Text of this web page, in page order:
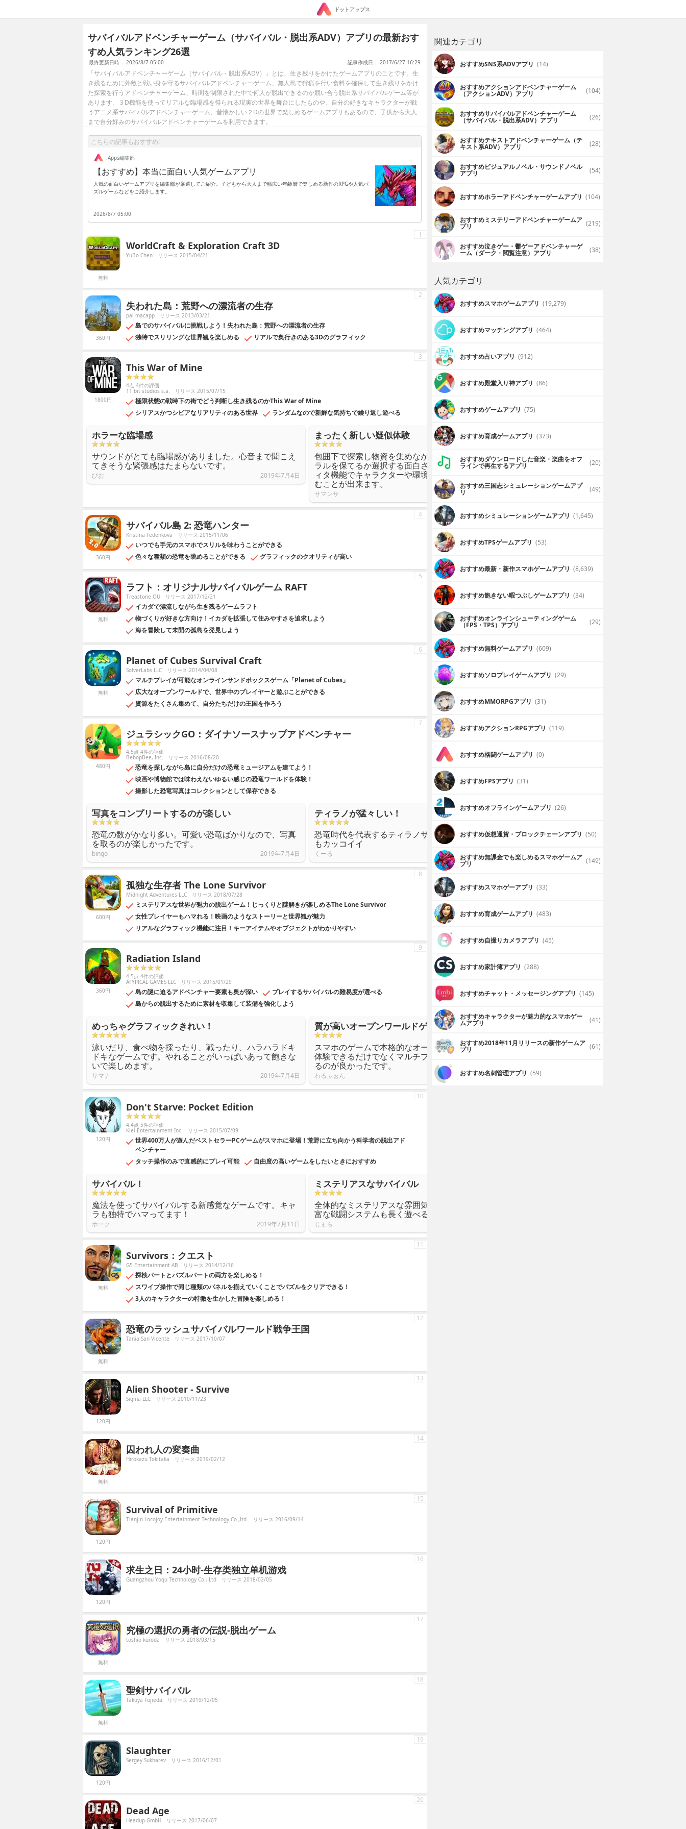
ドットアップス
サバイバルアドベンチャーゲーム（サバイバル・脱出系ADV）アプリの最新おす
すめ人気ランキング26選
最終更新日時： 2026/8/7 05:00 記事作成日： 2017/6/27 16:29
「サバイバルアドベンチャーゲーム（サバイバル・脱出系ADV）」とは、生き残りをかけたゲームアプリのことです。生
き残るために外敵と戦い身を守るサバイバルアドベンチャーゲーム、無人島で狩猟を行い食料を確保して生き残りをかけ
た探索を行うアドベンチャーゲーム、時間を制限された中で何人が脱出できるのか競い合う脱出系サバイバルゲーム等が
あります。３D機能を使ってリアルな臨場感を得られる現実の世界を舞台にしたものや、自分の好きなキャラクターが戦
うアニメ系サバイバルアドベンチャーゲーム、昔懐かしい２Dの世界で楽しめるゲームアプリもあるので、子供から大人
まで自分好みのサバイバルアドベンチャーゲームを利用できます。
こちらの記事もおすすめ!
.Apps編集部
【おすすめ】本当に面白い人気ゲームアプリ
人気の面白いゲームアプリを編集部が厳選してご紹介。子どもから大人まで幅広い年齢層で楽しめる新作のRPGや人気パ
ズルゲームなどをご紹介します。
2026/8/7 05:00
無料
WorldCraft & Exploration Craft 3D
YuBo Chen リリース 2015/04/21
1
360円
失われた島：荒野への漂流者の生存
pal macapp リリース 2013/03/21
島でのサバイバルに挑戦しよう！失われた島：荒野への漂流者の生存
独特でスリリングな世界観を楽しめる
リアルで奥行きのある3Dのグラフィック
2
1800円
This War of Mine
4点 4件の評価
11 bit studios s.a. リリース 2015/07/15
極限状態の戦時下の街でどう判断し生き残るのかThis War of Mine
シリアスかつシビアなリアリティのある世界
ランダムなので新鮮な気持ちで繰り返し遊べる
3
ホラーな臨場感
サウンドがとても臨場感がありました。心音まで聞こえ
てきそうな緊張感はたまらないです。
びお 2019年7月4日
まったく新しい疑似体験
包囲下で探索し物資を集めながら生き延びるために、モ
ラルを保てるか選択する面白さにハマっています。エデ
ィタ機能でキャラクターや環境を変え様々な展開を楽し
むことが出来ます。
サマンサ
緊迫感がすごい
グラフィックがきれいなので戦闘に緊
ドキしながら遊べます。
360円
サバイバル島 2: 恐竜ハンター
Kristina Fedenkova リリース 2015/11/06
いつでも手元のスマホでスリルを味わうことができる
色々な種類の恐竜を眺めることができる
グラフィックのクオリティが高い
4
無料
ラフト：オリジナルサバイバルゲーム RAFT
Treastone OU リリース 2017/12/21
イカダで漂流しながら生き残るゲームラフト
物づくりが好きな方向け！イカダを拡張して住みやすさを追求しよう
海を冒険して未開の孤島を発見しよう
5
無料
Planet of Cubes Survival Craft
SolverLabs LLC リリース 2014/04/08
マルチプレイが可能なオンラインサンドボックスゲーム「Planet of Cubes」
広大なオープンワールドで、世界中のプレイヤーと遊ぶことができる
資源をたくさん集めて、自分たちだけの王国を作ろう
6
480円
ジュラシックGO：ダイナソースナップアドベンチャー
4.5点 4件の評価
BebopBee, Inc. リリース 2016/08/20
恐竜を探しながら島に自分だけの恐竜ミュージアムを建てよう！
映画や博物館では味わえないゆるい感じの恐竜ワールドを体験！
撮影した恐竜写真はコレクションとして保存できる
7
写真をコンプリートするのが楽しい
恐竜の数がかなり多い。可愛い恐竜ばかりなので、写真
を取るのが楽しかったです。
bingo 2019年7月4日
ティラノが猛々しい！
恐竜時代を代表するティラノサウルスはワイルドでとて
もカッコイイ
くーる 2019年6月25日
キャラ可愛いです
恐竜のクオリティが自分的にとても大
キッド
600円
孤独な生存者 The Lone Survivor
Midnight Adventures LLC リリース 2018/07/28
ミステリアスな世界が魅力の脱出ゲーム！じっくりと謎解きが楽しめるThe Lone Survivor
女性プレイヤーもハマれる！映画のようなストーリーと世界観が魅力
リアルなグラフィック機能に注目！キーアイテムやオブジェクトがわかりやすい
8
360円
Radiation Island
4.5点 4件の評価
ATYPICAL GAMES LLC リリース 2015/01/29
島の謎に迫るアドベンチャー要素も奥が深い
プレイするサバイバルの難易度が選べる
島からの脱出するために素材を収集して装備を強化しよう
9
めっちゃグラフィックきれい！
泳いだり、食べ物を採ったり、戦ったり、ハラハラドキ
ドキなゲームです。やれることがいっぱいあって飽きな
いで楽しめます。
サマナ 2019年7月4日
質が高いオープンワールドゲームをプレイ可能
スマホのゲームで本格的なオープンワールドのゲームを
体験できるだけでなくマルチプレイで世界中の人と遊べ
るのが良かったです。
わるふぉん 2019年6月28日
質の高いオープンワールドのゲーム
オープンワールドの世界をマルチプレ
120円
Don't Starve: Pocket Edition
4.4点 5件の評価
Klei Entertainment Inc. リリース 2015/07/09
世界400万人が遊んだベストセラーPCゲームがスマホに登場！荒野に立ち向かう科学者の脱出アド
ベンチャー
タッチ操作のみで直感的にプレイ可能
自由度の高いゲームをしたいときにおすすめ
10
サバイバル！
魔法を使ってサバイバルする新感覚なゲームです。キャ
ラも独特でハマってます！
ホーク 2019年7月11日
ミステリアスなサバイバル
全体的なミステリアスな雰囲気に引き込まれました。豊
富な戦闘システムも長く遊べると思います。
じまら
無料
Survivors：クエスト
G5 Entertainment AB リリース 2014/12/16
探検パートとパズルパートの両方を楽しめる！
スワイプ操作で同じ種類のパネルを揃えていくことでパズルをクリアできる！
3人のキャラクターの特徴を生かした冒険を楽しめる！
11
無料
恐竜のラッシュサバイバルワールド戦争王国
Tania San Vicente リリース 2017/10/07
12
120円
Alien Shooter - Survive
Sigma LLC リリース 2010/11/23
13
無料
囚われ人の変奏曲
Hirokazu Tokitaka リリース 2019/02/12
14
120円
Survival of Primitive
Tianjin Locojoy Entertainment Technology Co.,ltd. リリース 2016/09/14
15
120円
求生之日：24小时-生存类独立单机游戏
Guangzhou Yoqu Technology Co., Ltd リリース 2018/02/05
16
無料
究極の選択の勇者の伝説-脱出ゲーム
toshio kuroda リリース 2018/03/15
17
無料
聖剣サバイバル
Takuya Fujieda リリース 2019/12/05
18
120円
Slaughter
Sergey Sukharev リリース 2016/12/01
19
Dead Age
Headup GmbH リリース 2017/06/07
20
関連カテゴリ
おすすめSNS系ADVアプリ (14)
おすすめアクションアドベンチャーゲーム
（アクションADV）アプリ (104)
おすすめサバイバルアドベンチャーゲーム
（サバイバル・脱出系ADV）アプリ (26)
おすすめテキストアドベンチャーゲーム（テ
キスト系ADV）アプリ (28)
おすすめビジュアルノベル・サウンドノベル
アプリ (54)
おすすめホラーアドベンチャーゲームアプリ (104)
おすすめミステリーアドベンチャーゲームア
プリ (219)
おすすめ泣きゲー・鬱ゲーアドベンチャーゲ
ーム（ダーク・閲覧注意）アプリ (38)
人気カテゴリ
おすすめスマホゲームアプリ (19,279)
おすすめマッチングアプリ (464)
おすすめ占いアプリ (912)
おすすめ殿堂入り神アプリ (86)
おすすめゲームアプリ (75)
おすすめ育成ゲームアプリ (373)
おすすめダウンロードした音楽・楽曲をオフ
ラインで再生するアプリ (20)
おすすめ三国志シミュレーションゲームアプ
リ (49)
おすすめシミュレーションゲームアプリ (1,645)
おすすめTPSゲームアプリ (53)
おすすめ最新・新作スマホゲームアプリ (8,639)
おすすめ飽きない暇つぶしゲームアプリ (34)
おすすめオンラインシューティングゲーム
（FPS・TPS）アプリ (29)
おすすめ無料ゲームアプリ (609)
おすすめソロプレイゲームアプリ (29)
おすすめ MMORPGアプリ (31)
おすすめアクションRPGアプリ (119)
おすすめ格闘ゲームアプリ (0)
おすすめFPSアプリ (31)
おすすめオフラインゲームアプリ (26)
おすすめ仮想通貨・ブロックチェーンアプリ (50)
おすすめ無課金でも楽しめるスマホゲームア
プリ (149)
おすすめスマホゲーアプリ (33)
おすすめ育成ゲームアプリ (483)
おすすめ自撮りカメラアプリ (45)
おすすめ家計簿アプリ (288)
おすすめチャット・メッセージングアプリ (145)
おすすめキャラクターが魅力的なスマホゲー
ムアプリ (41)
おすすめ2018年11月リリースの新作ゲームア
プリ (61)
おすすめ名刺管理アプリ (59)